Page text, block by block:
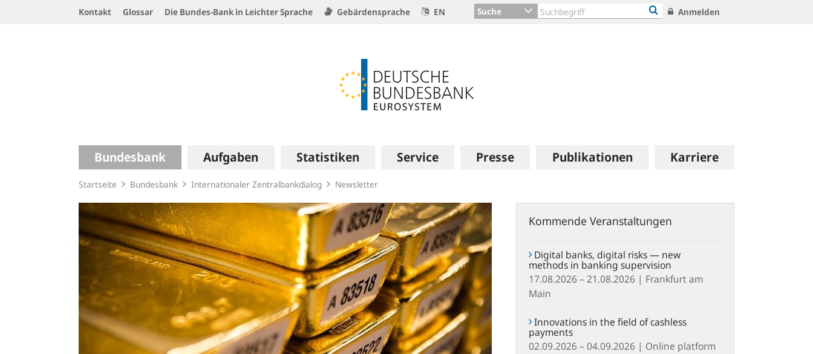
Kontakt Glossar Die Bundes-Bank in Leichter Sprache Gebärdensprache EN Suche Anmelden
Hauptnavigation
Bundesbank Aufgaben Statistiken Service Presse Publikationen Karriere
Startseite Bundesbank Internationaler Zentralbankdialog Newsletter
Kommende Veranstaltungen
Digital banks, digital risks — new
methods in banking supervision
17.08.2026 – 21.08.2026 | Frankfurt am
Main
Innovations in the field of cashless
payments
02.09.2026 – 04.09.2026 | Online platform